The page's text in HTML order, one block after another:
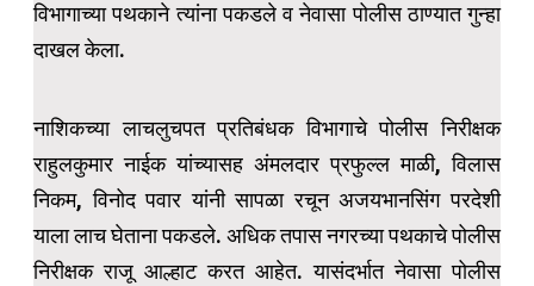
विभागाच्या पथकाने त्यांना पकडले व नेवासा पोलीस ठाण्यात गुन्हा
दाखल केला.
नाशिकच्या लाचलुचपत प्रतिबंधक विभागाचे पोलीस निरीक्षक
राहुलकुमार नाईक यांच्यासह अंमलदार प्रफुल्ल माळी, विलास
निकम, विनोद पवार यांनी सापळा रचून अजयभानसिंग परदेशी
याला लाच घेताना पकडले. अधिक तपास नगरच्या पथकाचे पोलीस
निरीक्षक राजू आल्हाट करत आहेत. यासंदर्भात नेवासा पोलीस